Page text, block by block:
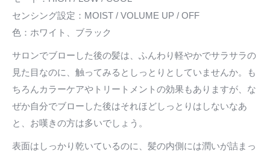
センシング設定：MOIST / VOLUME UP / OFF
色：ホワイト、ブラック
サロンでブローした後の髪は、ふんわり軽やかでサラサラの
見た目なのに、触ってみるとしっとりとしていませんか。も
ちろんカラーケアやトリートメントの効果もありますが、な
ぜか自分でブローした後はそれほどしっとりはしないなあ
と、お嘆きの方は多いでしょう。
表面はしっかり乾いているのに、髪の内側には潤いが詰まっ